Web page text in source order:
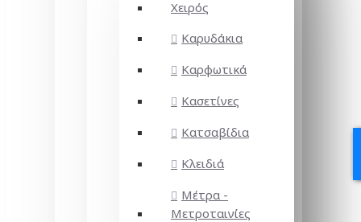
Χειρός
Καρυδάκια
Καρφωτικά
Κασετίνες
Κατσαβίδια
Κλειδιά
Μέτρα -
Μετροταινίες